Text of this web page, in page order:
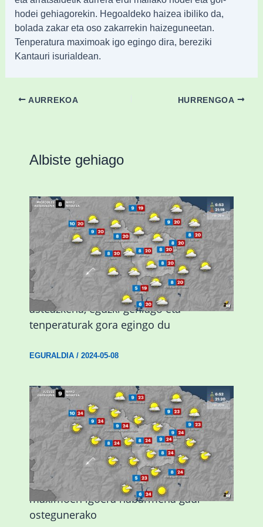
hodei gehiagorekin. Hegoaldeko haizea ibiliko da,
bolada zakar eta oso zakarrekin haizeguneetan.
Tenperatura maximoak igo egingo dira, bereziki
Kantauri isurialdean.
AURREKOA HURRENGOA
Albiste gehiago
Eguraldiak hobera egingo du gaur,
asteazkena, eguzki gehiago eta
tenperaturak gora egingo du
EGURALDIA/ 2024-05-08
Giro eguzkitsua eta tenperatura
maximoen igoera nabarmena gaur
ostegunerako